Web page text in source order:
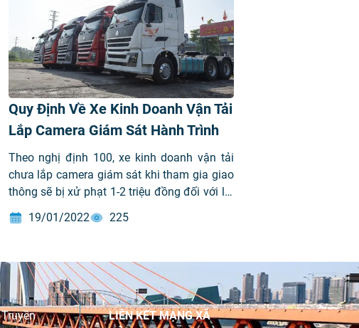
Quy Định Về Xe Kinh Doanh Vận Tải
Lắp Camera Giám Sát Hành Trình
Theo nghị định 100, xe kinh doanh vận tải
chưa lắp camera giám sát khi tham gia giao
thông sẽ bị xử phạt 1-2 triệu đồng đối với lái
xe; 5-6 triệu đồng đối với cá nhân và 10-12
triệu đồng đối với tổ chức không lắp camera.
19/01/2022 225
Truyền
LIÊN KẾT MẠNG XÃ